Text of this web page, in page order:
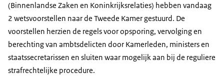
(Binnenlandse Zaken en Koninkrijksrelaties) hebben vandaag
2 wetsvoorstellen naar de Tweede Kamer gestuurd. De
voorstellen herzien de regels voor opsporing, vervolging en
berechting van ambtsdelicten door Kamerleden, ministers en
staatssecretarissen en sluiten waar mogelijk aan bij de reguliere
strafrechtelijke procedure.